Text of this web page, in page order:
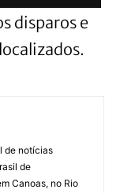
disparos e
de notícias
de
Canoas, no Rio